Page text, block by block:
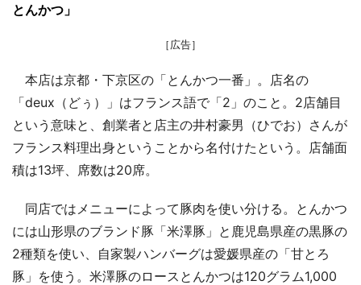
とんかつ」
［広告］
本店は京都・下京区の「とんかつ一番」。店名の
「deux（どぅ）」はフランス語で「2」のこと。2店舗目
という意味と、創業者と店主の井村豪男（ひでお）さんが
フランス料理出身ということから名付けたという。店舗面
積は13坪、席数は20席。
同店ではメニューによって豚肉を使い分ける。とんかつ
には山形県のブランド豚「米澤豚」と鹿児島県産の黒豚の
2種類を使い、自家製ハンバーグは愛媛県産の「甘とろ
豚」を使う。米澤豚のロースとんかつは120グラム1,000